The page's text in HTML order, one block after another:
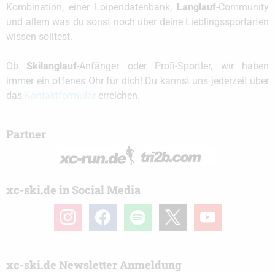
Kombination, einer Loipendatenbank, Langlauf-Community
und allem was du sonst noch über deine Lieblingssportarten
wissen solltest.
Ob Skilanglauf-Anfänger oder Profi-Sportler, wir haben
immer ein offenes Ohr für dich! Du kannst uns jederzeit über
das
erreichen.
Partner
xc-ski.de in Social Media
instagramfacebook spotify youtube
xc-ski.de Newsletter Anmeldung